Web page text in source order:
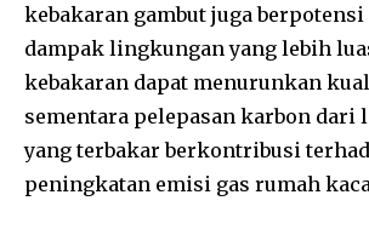
kebakaran gambut juga
dampak lingkungan yang lebih
kebakaran dapat menurunkan
sementara pelepasan karbon dari
yang terbakar berkontribusi
peningkatan emisi gas rumah